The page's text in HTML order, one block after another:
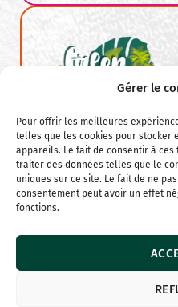
Gérer le
Pour offrir les meilleures
telles que les cookies pour stocker
appareils. Le fait de consentir à
traiter des données telles que le
uniques sur ce site. Le fait de ne
consentement peut avoir un effet
fonctions.